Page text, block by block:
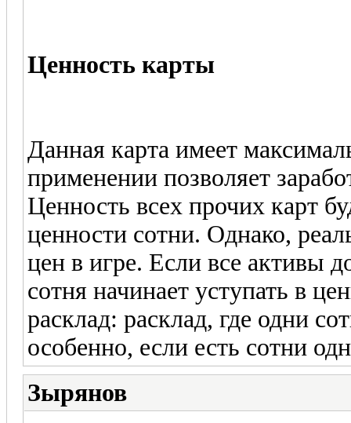
Ценность карты
Данная карта имеет
применении позволяет
Ценность всех прочих карт
ценности сотни. Однако,
цен в игре. Если все активы
сотня начинает уступать в
расклад: расклад, где одни
особенно, если есть сотни
Зырянов